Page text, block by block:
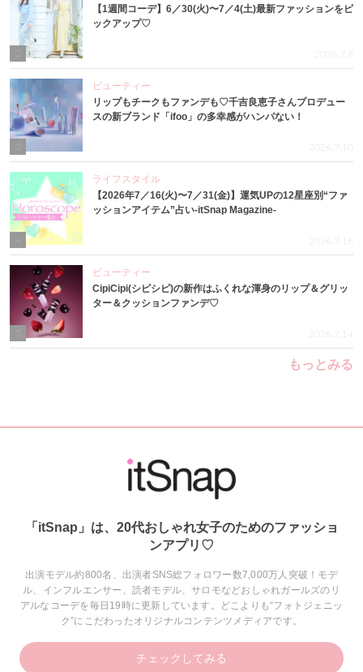
【1週間コーデ】6／30(火)〜7／4(土)最新ファッションをピ
ックアップ♡
2026.7.8
3
ビューティー
リップもチークもファンデも♡千吉良恵子さんプロデュー
スの新ブランド「ifoo」の多幸感がハンパない！
2026.7.10
4
ライフスタイル
【2026年7／16(火)〜7／31(金)】運気UPの12星座別“ファ
ッションアイテム”占い-itSnap Magazine-
2026.7.16
ビューティー
CipiCipi(シピシピ)の新作はふくれな渾身のリップ＆グリッ
ター＆クッションファンデ♡
2026.7.14
もっとみる
「itSnap」は、20代おしゃれ女子のためのファッショ
ンアプリ♡
出演モデル約800名、出演者SNS総フォロワー数7,000万人突破！モデ
ル、インフルエンサー、読者モデル、サロモなどおしゃれガールズのリ
アルなコーデを毎日19時に更新しています。どこよりも“フォトジェニッ
ク”にこだわったオリジナルコンテンツメディアです。
チェックしてみる